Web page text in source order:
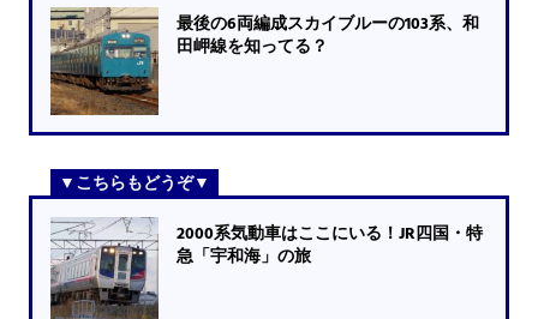
最後の6両編成スカイブルーの103系、和
田岬線を知ってる？
2000系気動車はここにいる！JR四国・特
急「宇和海」の旅